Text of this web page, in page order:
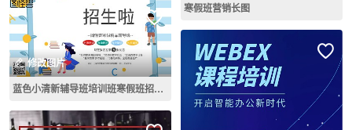
修改图片
蓝色小清新辅导班培训班寒假班招生宣传海报
寒假班营销长图